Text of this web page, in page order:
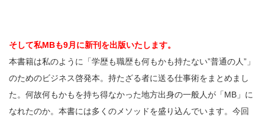
そして私MBも9月に新刊を出版いたします。
本書籍は私のように「学歴も職歴も何もかも持たない”普通の人”」
のためのビジネス啓発本。持たざる者に送る仕事術をまとめまし
た。何故何もかもを持ち得なかった地方出身の一般人が「MB」に
なれたのか。本書には多くのメソッドを盛り込んでいます。今回